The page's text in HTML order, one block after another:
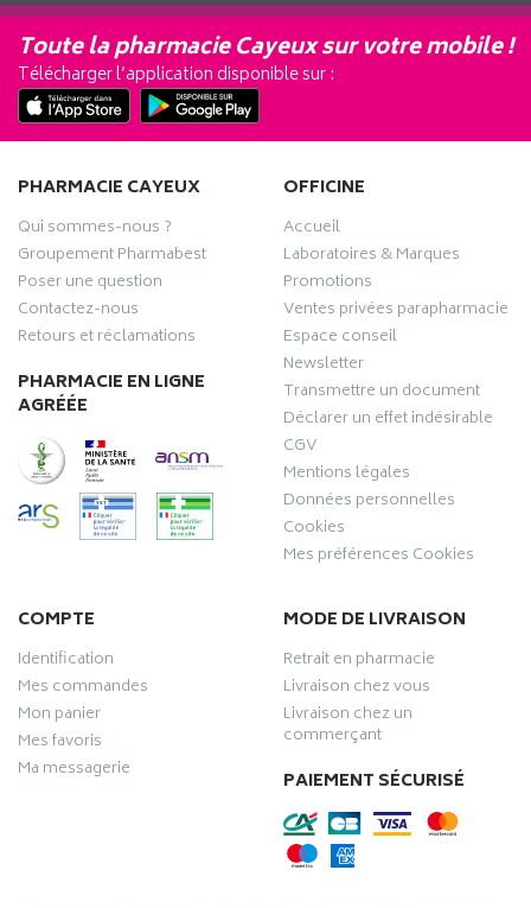
Toute la pharmacie Cayeux sur votre mobile !
Télécharger l’application disponible sur :
PHARMACIE CAYEUX
Qui sommes-nous ?
Groupement Pharmabest
Poser une question
Contactez-nous
Retours et réclamations
PHARMACIE EN LIGNE
AGRÉÉE
OFFICINE
Accueil
Laboratoires & Marques
Promotions
Ventes privées parapharmacie
Espace conseil
Newsletter
Transmettre un document
Déclarer un effet indésirable
CGV
Mentions légales
Données personnelles
Cookies
Mes préférences Cookies
COMPTE
Identification
Mes commandes
Mon panier
Mes favoris
Ma messagerie
MODE DE LIVRAISON
Retrait en pharmacie
Livraison chez vous
Livraison chez un
commerçant
PAIEMENT SÉCURISÉ